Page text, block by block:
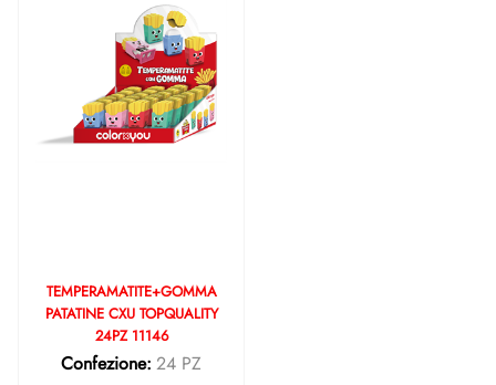
TEMPERAMATITE+GOMMA
PATATINE CXU TOPQUALITY
24PZ 11146
Confezione: 24 PZ